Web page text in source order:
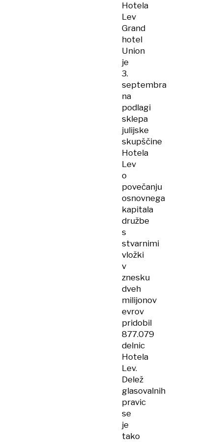
Hotela
Lev
Grand
hotel
Union
je
3.
septembra
na
podlagi
sklepa
julijske
skupščine
Hotela
Lev
o
povečanju
osnovnega
kapitala
družbe
s
stvarnimi
vložki
v
znesku
dveh
milijonov
evrov
pridobil
877.079
delnic
Hotela
Lev.
Delež
glasovalnih
pravic
se
je
tako